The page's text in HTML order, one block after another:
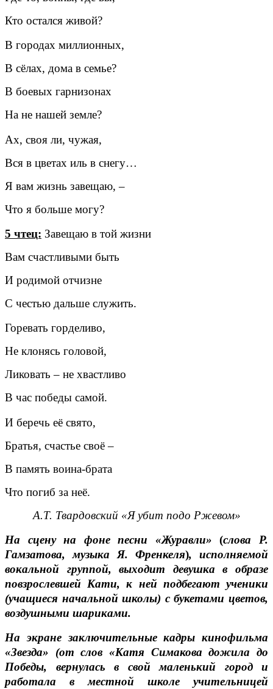
Кто остался живой?
В городах миллионных,
В сёлах, дома в семье?
В боевых гарнизонах
На не нашей земле?
Ах, своя ли, чужая,
Вся в цветах иль в снегу…
Я вам жизнь завещаю, –
Что я больше могу?
5 чтец: Завещаю в той жизни
Вам счастливыми быть
И родимой отчизне
С честью дальше служить.
Горевать горделиво,
Не клонясь головой,
Ликовать – не хвастливо
В час победы самой.
И беречь её свято,
Братья, счастье своё –
В память воина-брата
Что погиб за неё.
А.Т. Твардовский «Я убит подо Ржевом»
На сцену на фоне песни «Журавли»(слова Р.
Гамзатова, музыка Я. Френкеля), исполняемой
вокальной группой, выходит девушка в образе
повзрослевшей Кати, к ней подбегают ученики
(учащиеся начальной школы) с букетами цветов,
воздушными шариками.
На экране заключительные кадры кинофильма
«Звезда» (от слов «Катя Симакова дожила до
Победы, вернулась в свой маленький город и
работала в местной школе учительницей